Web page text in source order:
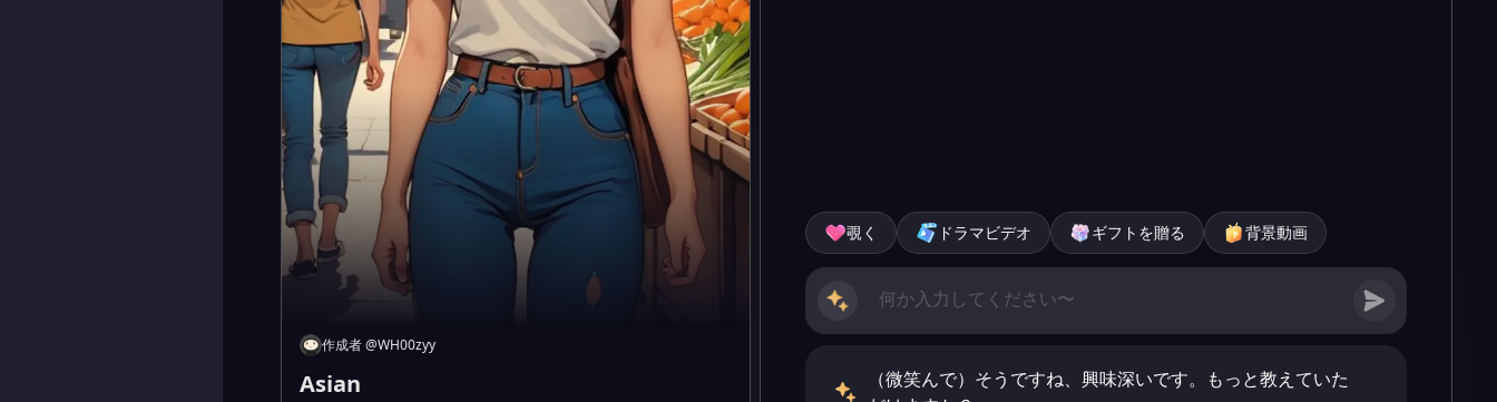
作成者@WH00zyy
Asian
覗く ドラマビデオ ギフトを贈る 背景動画
（微笑んで）そうですね、興味深いです。もっと教えていた